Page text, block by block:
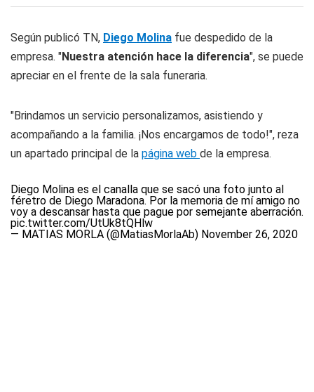
Según publicó TN, Diego Molina fue despedido de la
empresa. "Nuestra atención hace la diferencia", se puede
apreciar en el frente de la sala funeraria.
"Brindamos un servicio personalizamos, asistiendo y
acompañando a la familia. ¡Nos encargamos de todo!", reza
un apartado principal de la página web de la empresa.
Diego Molina es el canalla que se sacó una foto junto al
féretro de Diego Maradona. Por la memoria de mí amigo no
voy a descansar hasta que pague por semejante aberración.
pic.twitter.com/UtUk8tQHlw
— MATIAS MORLA (@MatiasMorlaAb) November 26, 2020